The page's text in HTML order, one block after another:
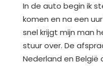
In de auto begin ik
komen en na een
snel krijgt mijn man
stuur over. De
Nederland en België